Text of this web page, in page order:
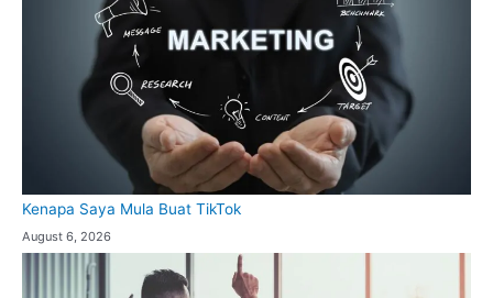
Kenapa Saya Mula Buat TikTok
August 6, 2026